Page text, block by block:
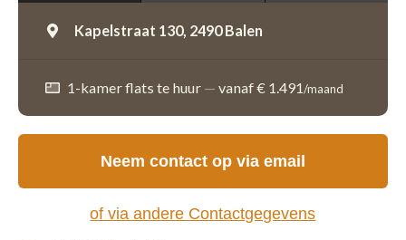
Kapelstraat 130, 2490 Balen
1-kamer flats te huur — vanaf € 1.491/maand
Neem contact op via email
of via andere Contactgegevens